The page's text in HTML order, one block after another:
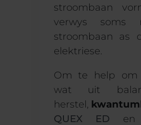
stroombaan
verwys soms
stroombaan as
elektriese.
Om te help om
wat uit
herstel,
QUEX ED